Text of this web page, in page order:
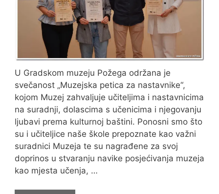
U Gradskom muzeju Požega održana je
svečanost „Muzejska petica za nastavnike“,
kojom Muzej zahvaljuje učiteljima i nastavnicima
na suradnji, dolascima s učenicima i njegovanju
ljubavi prema kulturnoj baštini. Ponosni smo što
su i učiteljice naše škole prepoznate kao važni
suradnici Muzeja te su nagrađene za svoj
doprinos u stvaranju navike posjećivanja muzeja
kao mjesta učenja, …